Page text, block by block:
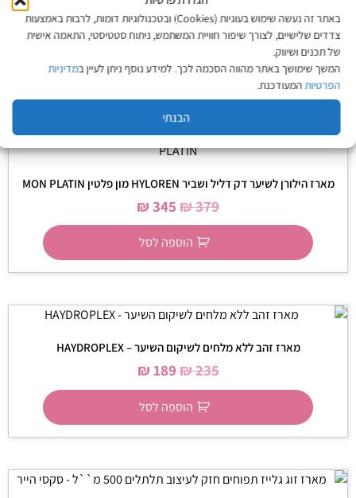
באתר זה נעשה שימוש בעוגיות (Cookies) ובטכנולוגיות דומות, לרבות באמצעות
צדדים שלישיים, לצורך שיפור חוויית המשתמש, ניתוח סטטיסטי, התאמה אישית
של תכנים ושיווק.
המשך שימושך באתר מהווה הסכמה לכך. למידע נוסף ניתן לעיין במדיניות
הפרטיותהמעודכנת.
הבנתי
₪569
₪489
מארז הילורן לשיער דק דליל ושביר HYLOREN מון פלטין MON PLATIN
₪379
₪345
הוספה לסל
מארז זהב ללא מלחים לשיקום השיער – HAYDROPLEX
₪235
₪189
הוספה לסל